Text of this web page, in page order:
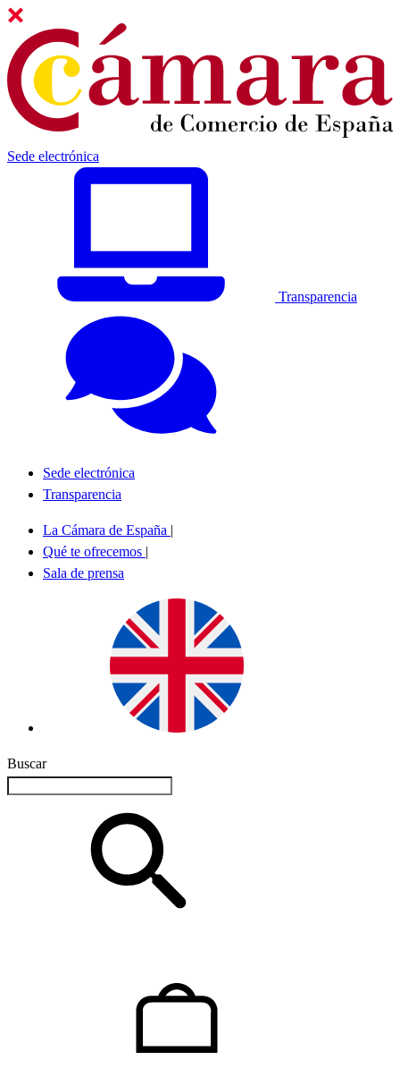
Sede electrónica
Transparencia
Sede electrónica
Transparencia
La Cámara de España |
Qué te ofrecemos |
Sala de prensa
Buscar